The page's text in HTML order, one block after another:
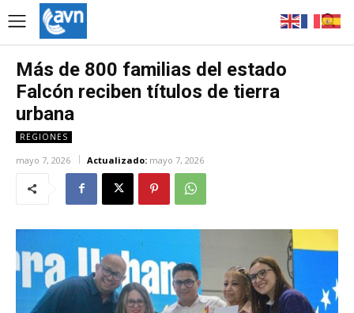
Más de 800 familias del estado
Falcón reciben títulos de tierra
urbana
REGIONES
mayo 7, 2026 Actualizado: mayo 7, 2026